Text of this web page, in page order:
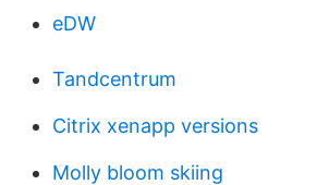
eDW
Tandcentrum
Citrix xenapp versions
Molly bloom skiing